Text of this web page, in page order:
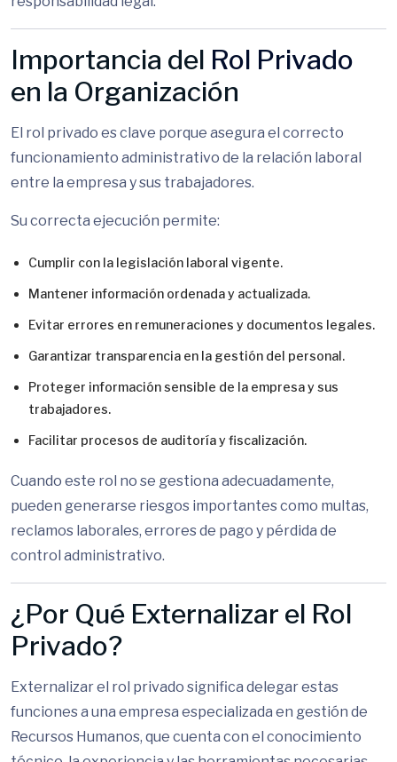
Importancia del Rol Privado
en la Organización
El rol privado es clave porque asegura el correcto
funcionamiento administrativo de la relación laboral
entre la empresa y sus trabajadores.
Su correcta ejecución permite:
Cumplir con la legislación laboral vigente.
Mantener información ordenada y actualizada.
Evitar errores en remuneraciones y documentos legales.
Garantizar transparencia en la gestión del personal.
Proteger información sensible de la empresa y sus
trabajadores.
Facilitar procesos de auditoría y fiscalización.
Cuando este rol no se gestiona adecuadamente,
pueden generarse riesgos importantes como multas,
reclamos laborales, errores de pago y pérdida de
control administrativo.
¿Por Qué Externalizar el Rol
Privado?
Externalizar el rol privado significa delegar estas
funciones a una empresa especializada en gestión de
Recursos Humanos, que cuenta con el conocimiento